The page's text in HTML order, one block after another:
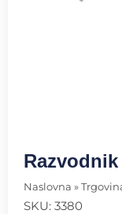
Razvodnik
Naslovna »
SKU: 3380